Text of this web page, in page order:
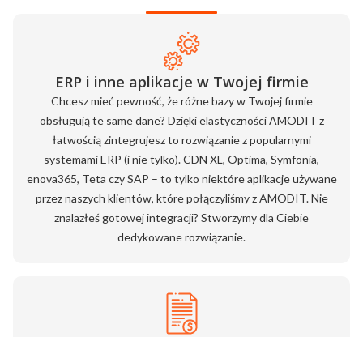
ERP i inne aplikacje w Twojej firmie
Chcesz mieć pewność, że różne bazy w Twojej firmie
obsługują te same dane? Dzięki elastyczności AMODIT z
łatwością zintegrujesz to rozwiązanie z popularnymi
systemami ERP (i nie tylko). CDN XL, Optima, Symfonia,
enova365, Teta czy SAP – to tylko niektóre aplikacje używane
przez naszych klientów, które połączyliśmy z AMODIT. Nie
znalazłeś gotowej integracji? Stworzymy dla Ciebie
dedykowane rozwiązanie.